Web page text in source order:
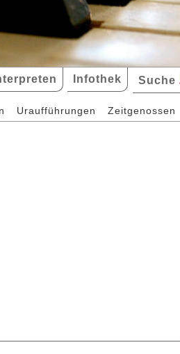
Infothek Suche
Uraufführungen Zeitgenossen